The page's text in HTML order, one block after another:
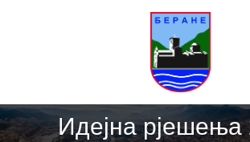
Идејна рјешења